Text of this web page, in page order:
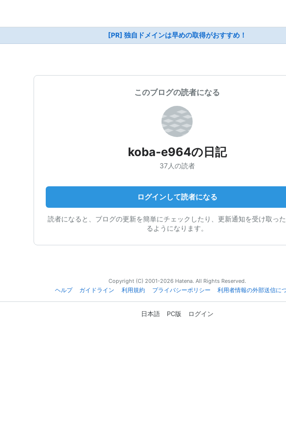
[PR] 独自ドメインは早めの取得がおすすめ！
このブログの読者になる
koba-e964の日記
37人の読者
ログインして読者になる
読者になると、ブログの更新を簡単にチェックしたり、更新通知を受け取っ
るようになります。
Copyright (C) 2001-2026 Hatena. All Rights Reserved.
ヘルプ
ガイドライン 利用規約 プライバシーポリシー 利用者情報の外部送信に
日本語 PC版 ログイン